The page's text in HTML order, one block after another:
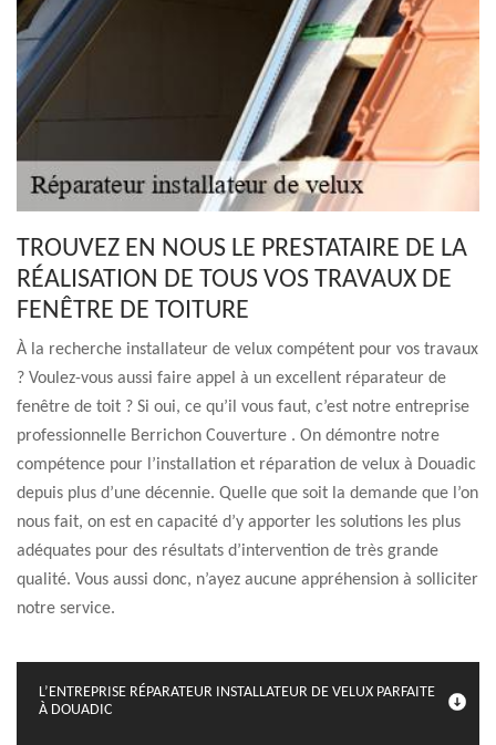
TROUVEZ EN NOUS LE PRESTATAIRE DE LA
RÉALISATION DE TOUS VOS TRAVAUX DE
FENÊTRE DE TOITURE
À la recherche installateur de velux compétent pour vos travaux
? Voulez-vous aussi faire appel à un excellent réparateur de
fenêtre de toit ? Si oui, ce qu’il vous faut, c’est notre entreprise
professionnelle Berrichon Couverture . On démontre notre
compétence pour l’installation et réparation de velux à Douadic
depuis plus d’une décennie. Quelle que soit la demande que l’on
nous fait, on est en capacité d’y apporter les solutions les plus
adéquates pour des résultats d’intervention de très grande
qualité. Vous aussi donc, n’ayez aucune appréhension à solliciter
notre service.
L’ENTREPRISE RÉPARATEUR INSTALLATEUR DE VELUX PARFAITE
À DOUADIC